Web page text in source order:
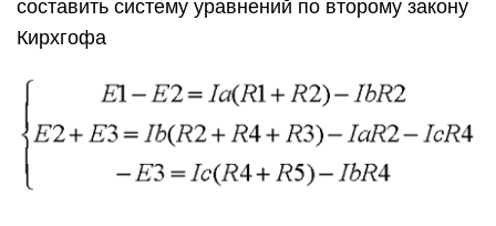
составить систему уравнений по второму закону
Кирхгофа